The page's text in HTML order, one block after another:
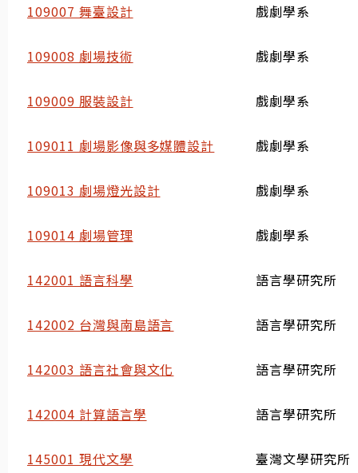
109007 舞臺設計 戲劇學系
109008 劇場技術 戲劇學系
109009 服裝設計 戲劇學系
109011 劇場影像與多媒體設計 戲劇學系
109013 劇場燈光設計 戲劇學系
109014 劇場管理 戲劇學系
142001 語言科學 語言學研究所
142002 台灣與南島語言 語言學研究所
142003 語言社會與文化 語言學研究所
142004 計算語言學 語言學研究所
145001 現代文學 臺灣文學研究所